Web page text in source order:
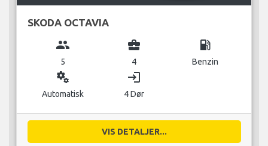
SKODA OCTAVIA
group
5
business_center
4
local_gas_station
Benzin
miscellaneous_services
Automatisk
login
4 Dør
VIS DETALJER...